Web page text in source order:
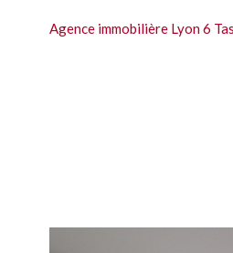
Agence immobilière Lyon 6